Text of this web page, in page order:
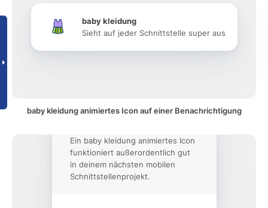
baby kleidung
Sieht auf jeder Schnittstelle super aus
baby kleidung animiertes Icon auf einer Benachrichtigung
Ein baby kleidung animiertes Icon
funktioniert außerordentlich gut
in deinem nächsten mobilen
Schnittstellenprojekt.